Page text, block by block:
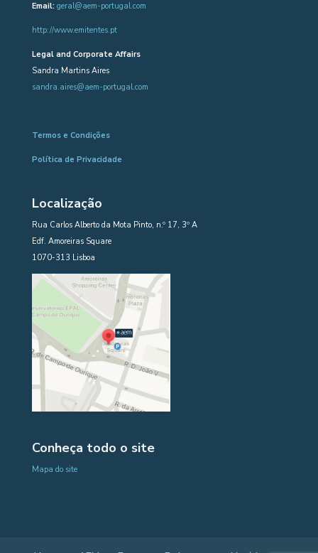
Email: geral@aem-portugal.com
http://www.emitentes.pt
Legal and Corporate Affairs
Sandra Martins Aires
sandra.aires@aem-portugal.com
Termos e Condições
Política de Privacidade
Localização
Rua Carlos Alberto da Mota Pinto, n.º 17, 3º A
Edf. Amoreiras Square
1070-313 Lisboa
Conheça todo o site
Mapa do site